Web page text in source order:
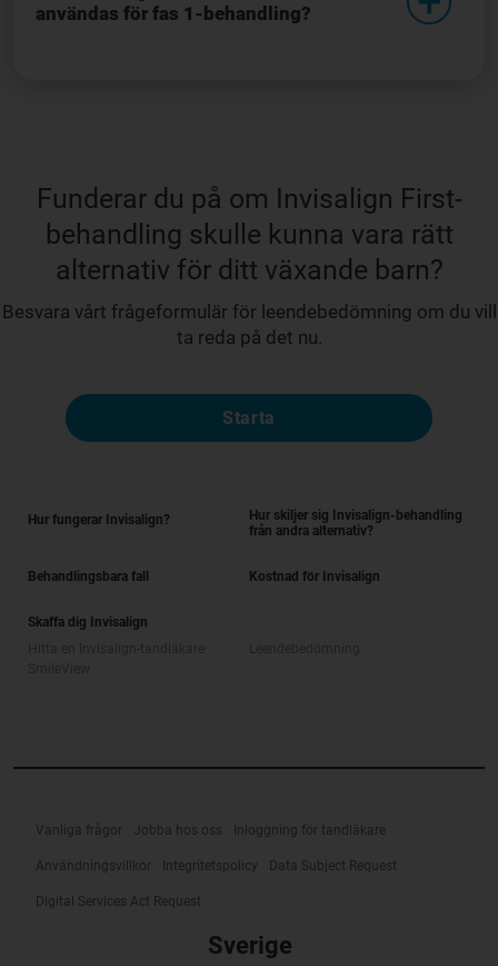
användas för fas 1-behandling?
Funderar du på om Invisalign First-
behandling skulle kunna vara rätt
alternativ för ditt växande barn?
Besvara vårt frågeformulär för leendebedömning om du vill
ta reda på det nu.
Starta
Hur fungerar Invisalign?
Hur skiljer sig Invisalign-behandling
från andra alternativ?
Behandlingsbara fall Kostnad för Invisalign
Skaffa dig Invisalign
Vanliga frågor Jobba hos oss Inloggning för tandläkare
Användningsvillkor Integritetspolicy Data Subject Request
Digital Services Act Request
Sverige